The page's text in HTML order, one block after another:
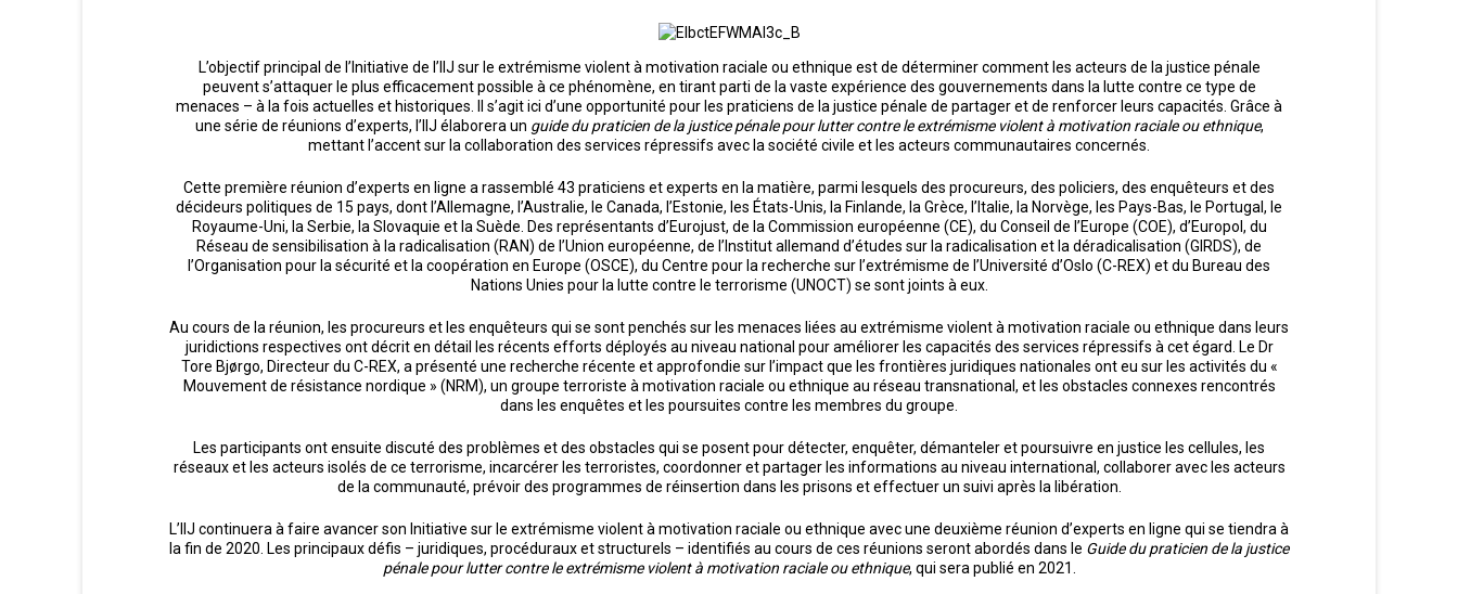
L’objectif principal de l’Initiative de l’IIJ sur le extrémisme violent à motivation raciale ou ethnique est de déterminer comment les acteurs de la justice pénale
peuvent s’attaquer le plus efficacement possible à ce phénomène, en tirant parti de la vaste expérience des gouvernements dans la lutte contre ce type de
menaces – à la fois actuelles et historiques. Il s’agit ici d’une opportunité pour les praticiens de la justice pénale de partager et de renforcer leurs capacités. Grâce à
une série de réunions d’experts, l’IIJ élaborera un guide du praticien de la justice pénale pour lutter contre le extrémisme violent à motivation raciale ou ethnique,
mettant l’accent sur la collaboration des services répressifs avec la société civile et les acteurs communautaires concernés.
Cette première réunion d’experts en ligne a rassemblé 43 praticiens et experts en la matière, parmi lesquels des procureurs, des policiers, des enquêteurs et des
décideurs politiques de 15 pays, dont l’Allemagne, l’Australie, le Canada, l’Estonie, les États-Unis, la Finlande, la Grèce, l’Italie, la Norvège, les Pays-Bas, le Portugal, le
Royaume-Uni, la Serbie, la Slovaquie et la Suède. Des représentants d’Eurojust, de la Commission européenne (CE), du Conseil de l’Europe (COE), d’Europol, du
Réseau de sensibilisation à la radicalisation (RAN) de l’Union européenne, de l’Institut allemand d’études sur la radicalisation et la déradicalisation (GIRDS), de
l’Organisation pour la sécurité et la coopération en Europe (OSCE), du Centre pour la recherche sur l’extrémisme de l’Université d’Oslo (C-REX) et du Bureau des
Nations Unies pour la lutte contre le terrorisme (UNOCT) se sont joints à eux.
Au cours de la réunion, les procureurs et les enquêteurs qui se sont penchés sur les menaces liées au extrémisme violent à motivation raciale ou ethnique dans leurs
juridictions respectives ont décrit en détail les récents efforts déployés au niveau national pour améliorer les capacités des services répressifs à cet égard. Le Dr
Tore Bjørgo, Directeur du C-REX, a présenté une recherche récente et approfondie sur l’impact que les frontières juridiques nationales ont eu sur les activités du «
Mouvement de résistance nordique » (NRM), un groupe terroriste à motivation raciale ou ethnique au réseau transnational, et les obstacles connexes rencontrés
dans les enquêtes et les poursuites contre les membres du groupe.
Les participants ont ensuite discuté des problèmes et des obstacles qui se posent pour détecter, enquêter, démanteler et poursuivre en justice les cellules, les
réseaux et les acteurs isolés de ce terrorisme, incarcérer les terroristes, coordonner et partager les informations au niveau international, collaborer avec les acteurs
de la communauté, prévoir des programmes de réinsertion dans les prisons et effectuer un suivi après la libération.
L’IIJ continuera à faire avancer son Initiative sur le extrémisme violent à motivation raciale ou ethnique avec une deuxième réunion d’experts en ligne qui se tiendra à
la fin de 2020. Les principaux défis – juridiques, procéduraux et structurels – identifiés au cours de ces réunions seront abordés dans le Guide du praticien de la justice
pénale pour lutter contre le extrémisme violent à motivation raciale ou ethnique, qui sera publié en 2021.